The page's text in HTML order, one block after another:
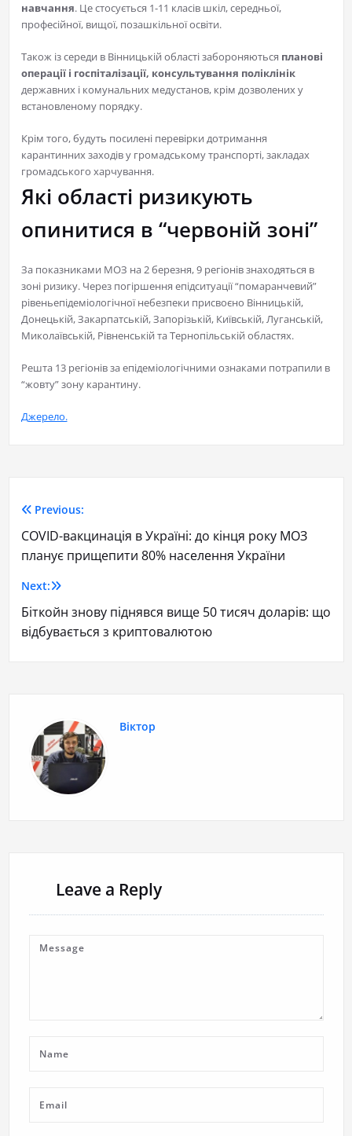
навчання. Це стосується 1-11 класів шкіл, середньої,
професійної, вищої, позашкільної освіти.
Також із середи в Вінницькій області забороняються планові
операції і госпіталізації, консультування поліклінік
державних і комунальних медустанов, крім дозволених у
встановленому порядку.
Крім того, будуть посилені перевірки дотримання
карантинних заходів у громадському транспорті, закладах
громадського харчування.
Які області ризикують
опинитися в “червоній зоні”
За показниками МОЗ на 2 березня, 9 регіонів знаходяться в
зоні ризику. Через погіршення епідситуації “помаранчевий”
рівеньепідеміологічної небезпеки присвоєно Вінницькій,
Донецькій, Закарпатській, Запорізькій, Київській, Луганській,
Миколаївській, Рівненській та Тернопільській областях.
Решта 13 регіонів за епідеміологічними ознаками потрапили в
“жовту” зону карантину.
Джерело.
Previous:
COVID-вакцинація в Україні: до кінця року МОЗ
планує прищепити 80% населення України
Next:
Біткойн знову піднявся вище 50 тисяч доларів: що
відбувається з криптовалютою
Віктор
Leave a Reply